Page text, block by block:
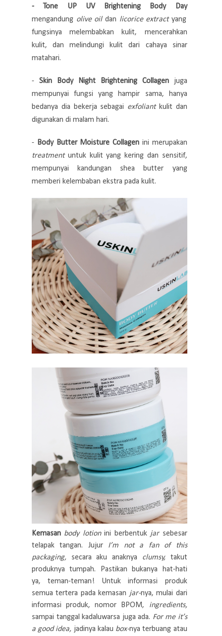
- Tone UP UV Brightening Body Day
mengandung olive oil dan licorice extract yang
fungsinya melembabkan kulit, mencerahkan
kulit, dan melindungi kulit dari cahaya sinar
matahari.
- Skin Body Night Brightening Collagen juga
mempunyai fungsi yang hampir sama, hanya
bedanya dia bekerja sebagai exfoliant kulit dan
digunakan di malam hari.
- Body Butter Moisture Collagen ini merupakan
treatment untuk kulit yang kering dan sensitif,
mempunyai kandungan shea butter yang
memberi kelembaban ekstra pada kulit.
Kemasan body lotionini berbentuk jar sebesar
telapak tangan. Jujur I’m not a fan of this
packaging, secara aku anaknya clumsy, takut
produknya tumpah. Pastikan bukanya hat-hati
ya, teman-teman! Untuk informasi produk
semua tertera pada kemasan jar-nya, mulai dari
informasi produk, nomor BPOM, ingredients,
sampai tanggal kadaluwarsa juga ada. For me it’s
a good idea, jadinya kalau box-nya terbuang atau